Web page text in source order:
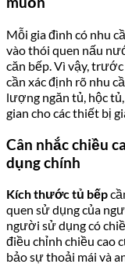
Mỗi gia đình có nhu
vào thói quen nấu
căn bếp. Vì vậy,
cần xác định rõ nhu
lượng ngăn tủ, hộc
gian cho các thiết bị
Cân nhắc chiều
dụng chính
Kích thước tủ bếp
quen sử dụng của
người sử dụng có
điều chỉnh chiều cao
bảo sự thoải mái và